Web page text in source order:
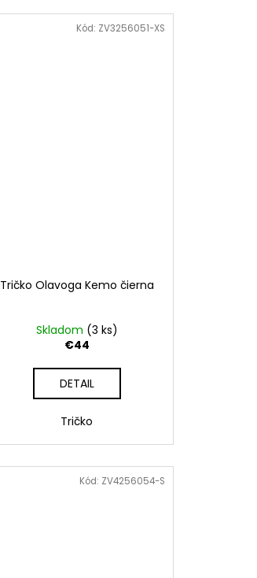
Tričko Olavoga Kemo čierna
Skladom (3 ks)
€44
DETAIL
Tričko
Kód: ZV3256051-XS
Kód: ZV4256054-S